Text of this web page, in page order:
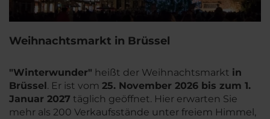
Weihnachtsmarkt in Brüssel
"Winterwunder" heißt der Weihnachtsmarkt in
Brüssel. Er ist vom 25. November 2026 bis zum 1.
Januar 2027 täglich geöffnet. Hier erwarten Sie
mehr als 200 Verkaufsstände unter freiem Himmel,